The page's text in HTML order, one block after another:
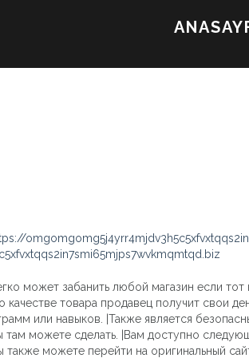
может забанить любой магазин если
качестве товара продавец получит свои
или навыков. |Также является
там можете сделать. |Вам доступно
также можете перейти на оригинальный